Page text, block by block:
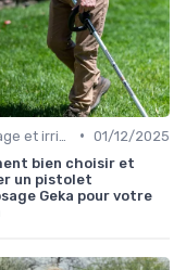
• 01/12/2025
bien choisir et
un pistolet
Geka pour votre